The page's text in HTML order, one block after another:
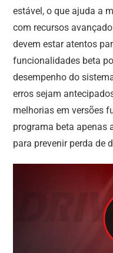
estável, o que ajuda a
com recursos
devem estar atentos
funcionalidades beta
desempenho do
erros sejam
melhorias em versões
programa beta apenas
para prevenir perda de